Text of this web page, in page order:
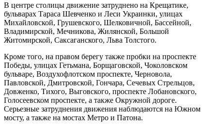
В центре столицы движение затруднено на Крещатике,
бульварах Тараса Шевченко и Леси Украинки, улицах
Михайловской, Грушевского, Шелковичной, Бассейной,
Владимирской, Мечникова, Жилянской, Большой
Житомирской, Саксаганского, Льва Толстого.
Кроме того, на правом берегу также пробки на проспекте
Победы, улицах Гетьмана, Борщаговской, Чоколовском
бульваре, Воздухофлотском проспекте, Черновола,
Павловской, Дмитровской, Гончара, Сечевых Стрельцов,
Довженко, Тихого, Выговского, проспекте Лобановского,
Голосеевском проспекте, а также Окружной дороге.
Серьезные затруднения движения наблюдаются на Южном
мосту, а также на мостах Метро и Патона.